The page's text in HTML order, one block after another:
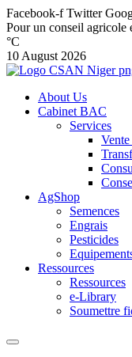
Facebook-f Twitter
Pour un conseil agricole
°C
10 August 2026
About Us
Cabinet BAC
Services
AgShop
Semences
Engrais
Pesticides
Ressources
Ressources
e-Library
Soumettre